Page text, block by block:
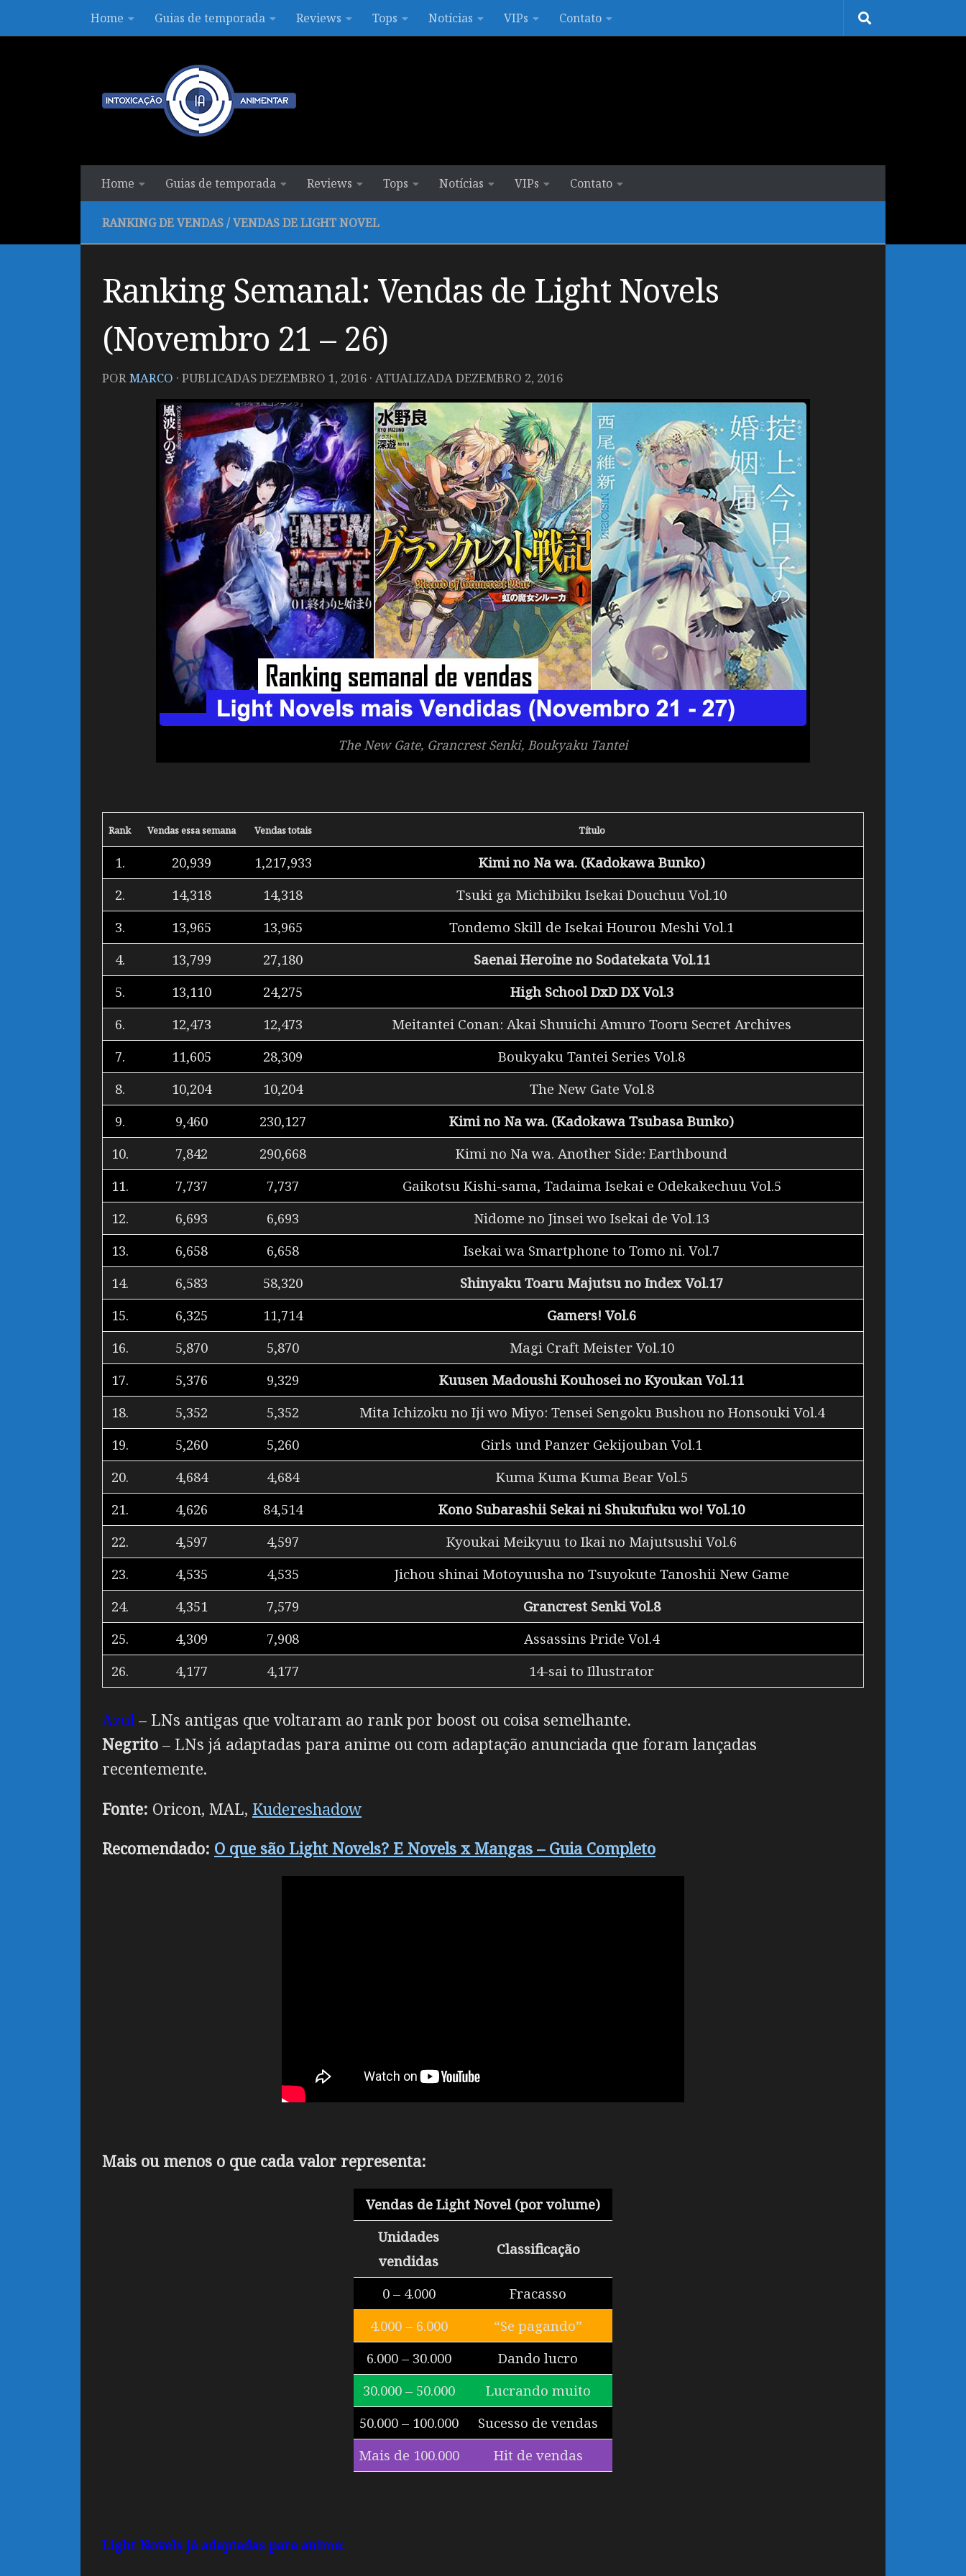
Skip to contentHome Guias de temporada Reviews Tops Notícias VIPs Contato
Home Guias de temporada Reviews Tops Notícias VIPs Contato
RANKING DE VENDAS/VENDAS DE LIGHT NOVEL
Ranking Semanal: Vendas de Light Novels
(Novembro 21 – 26)
PORMARCO · PUBLICADASDEZEMBRO 1, 2016 · ATUALIZADADEZEMBRO 2, 2016
The New Gate, Grancrest Senki, Boukyaku Tantei
Rank Vendas essa semana Vendas totais Título
1. 20,939 1,217,933
Kimi no Na wa. (Kadokawa Bunko)
2.
14,318 14,318
Tsuki ga Michibiku Isekai Douchuu Vol.10
3.
13,965 13,965
Tondemo Skill de Isekai Hourou Meshi Vol.1
4.
13,799 27,180
Saenai Heroine no Sodatekata Vol.11
5.
13,110 24,275
High School DxD DX Vol.3
6.
12,473 12,473
Meitantei Conan: Akai Shuuichi Amuro Tooru Secret Archives
7.
11,605 28,309
Boukyaku Tantei Series Vol.8
8.
10,204 10,204
The New Gate Vol.8
9.
9,460 230,127
Kimi no Na wa. (Kadokawa Tsubasa Bunko)
10.
7,842 290,668
Kimi no Na wa. Another Side: Earthbound
11.
7,737 7,737
Gaikotsu Kishi-sama, Tadaima Isekai e Odekakechuu Vol.5
12.
6,693 6,693
Nidome no Jinsei wo Isekai de Vol.13
13.
6,658 6,658
Isekai wa Smartphone to Tomo ni. Vol.7
14.
6,583 58,320
Shinyaku Toaru Majutsu no Index Vol.17
15.
6,325 11,714
Gamers! Vol.6
16.
5,870 5,870
Magi Craft Meister Vol.10
17.
5,376 9,329
Kuusen Madoushi Kouhosei no Kyoukan Vol.11
18.
5,352 5,352
Mita Ichizoku no Iji wo Miyo: Tensei Sengoku Bushou no Honsouki Vol.4
19.
5,260 5,260
Girls und Panzer Gekijouban Vol.1
20.
4,684 4,684
Kuma Kuma Kuma Bear Vol.5
21.
4,626 84,514
Kono Subarashii Sekai ni Shukufuku wo! Vol.10
22.
4,597 4,597
Kyoukai Meikyuu to Ikai no Majutsushi Vol.6
23.
4,535 4,535
Jichou shinai Motoyuusha no Tsuyokute Tanoshii New Game
24.
4,351 7,579
Grancrest Senki Vol.8
25.
4,309 7,908
Assassins Pride Vol.4
26.
4,177 4,177 14-sai to Illustrator
Azul– LNs antigas que voltaram ao rank por boost ou coisa semelhante.
Negrito – LNs já adaptadas para anime ou com adaptação anunciada que foram lançadas
recentemente.
Fonte: Oricon, MAL, Kudereshadow
Recomendado: O que são Light Novels? E Novels x Mangas – Guia Completo
Mais ou menos o que cada valor representa:
Vendas de Light Novel (por volume)
Unidades
vendidas
Classificação
0 – 4.000
Fracasso
4.000 – 6.000
“Se pagando”
6.000 – 30.000
Dando lucro
30.000 – 50.000
Lucrando muito
50.000 – 100.000
Sucesso de vendas
Mais de 100.000
Hit de vendas
Light Novels já adaptadas para anime: